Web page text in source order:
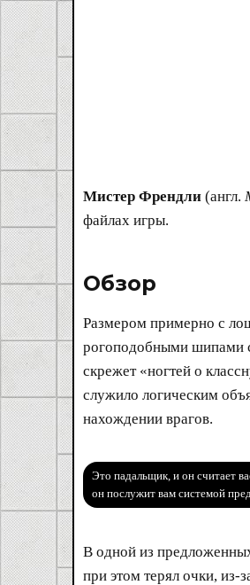
Мистер Френдли (англ.
файлах игры.
Обзор​
Размером примерно с
рогоподобными шипами
скрежет «ногтей о
служило логическим
нахождении врагов.
Это падальщик, и он считает
он послужит вам системой
В одной из
при этом терял очки, из-